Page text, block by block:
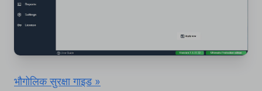
भौगोलिक सुरक्षा गाइड »